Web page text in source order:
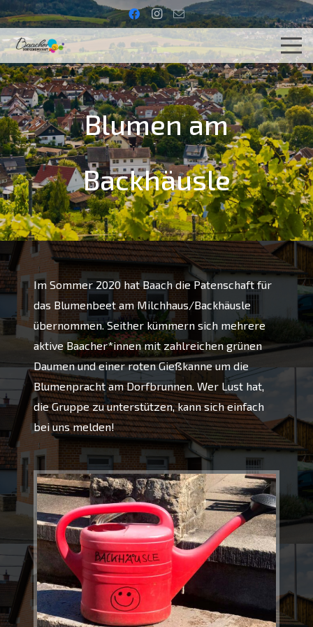
Blumen am
Backhäusle
Im Sommer 2020 hat Baach die Patenschaft für
das Blumenbeet am Milchhaus/Backhäusle
übernommen. Seither kümmern sich mehrere
aktive Baacher*innen mit zahlreichen grünen
Daumen und einer roten Gießkanne um die
Blumenpracht am Dorfbrunnen. Wer Lust hat,
die Gruppe zu unterstützen, kann sich einfach
bei uns melden!